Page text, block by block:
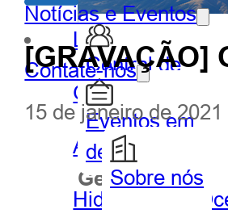
LiDAR
GIS portátil e
Agricultura de
Hidrografia e
Geoespacial
Central de
Parceiros
Notícias e Eventos
Eventos em
destaque
Contate-nos
Sobre nós
[GRAVAÇÃO]
15 de janeiro de 2021